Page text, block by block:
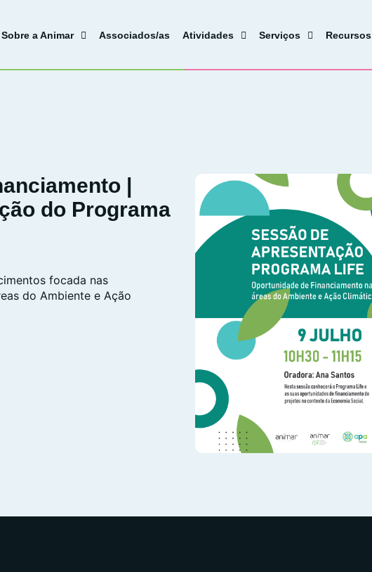
Sobre a Animar Associados/as Atividades Serviços Recursos
|
do Programa
focada nas
do Ambiente e Ação